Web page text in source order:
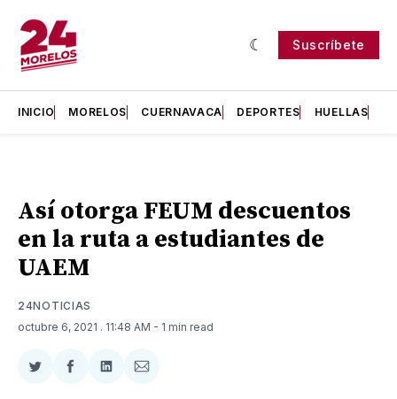
Suscríbete
INICIO MORELOS CUERNAVACA DEPORTES HUELLAS
Así otorga FEUM descuentos
en la ruta a estudiantes de
UAEM
24NOTICIAS
octubre 6, 2021 . 11:48 AM - 1 min read
CompartirCompartir
CompartirCompartir